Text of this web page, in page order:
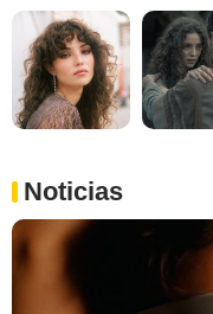
Noticias